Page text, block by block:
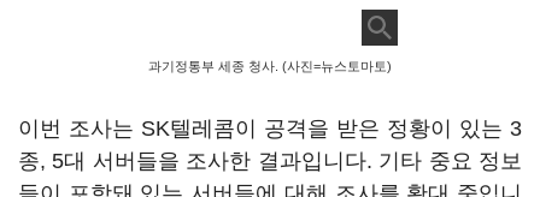
과기정통부 세종 청사. (사진=뉴스토마토)
이번 조사는 SK텔레콤이 공격을 받은 정황이 있는 3
종, 5대 서버들을 조사한 결과입니다. 기타 중요 정보